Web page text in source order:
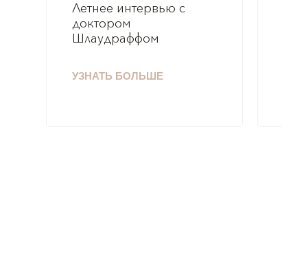
Летнее интервью с
доктором
Шлаудраффом
УЗНАТЬ БОЛЬШЕ